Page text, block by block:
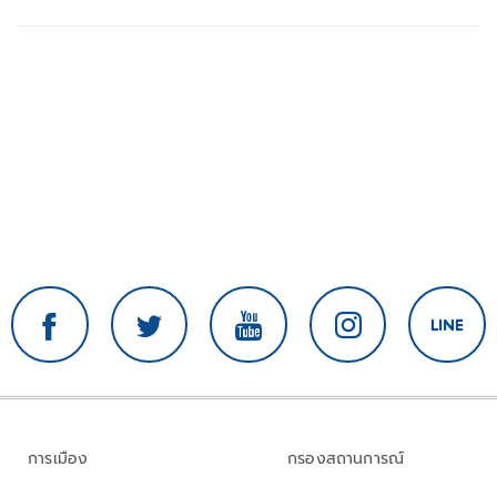
การเมือง
กรองสถานการณ์